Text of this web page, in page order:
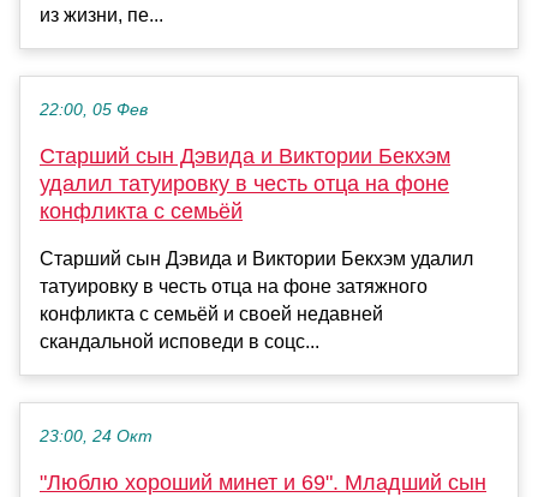
из жизни, пе...
22:00, 05 Фев
Старший сын Дэвида и Виктории Бекхэм
удалил татуировку в честь отца на фоне
конфликта с семьёй
Старший сын Дэвида и Виктории Бекхэм удалил
татуировку в честь отца на фоне затяжного
конфликта с семьёй и своей недавней
скандальной исповеди в соцс...
23:00, 24 Окт
"Люблю хороший минет и 69". Младший сын